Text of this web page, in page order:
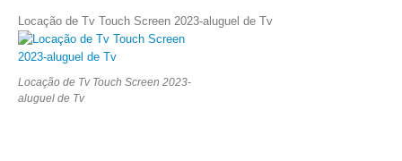
Locação de Tv Touch Screen 2023-aluguel de Tv
Locação de Tv Touch Screen 2023-
aluguel de Tv